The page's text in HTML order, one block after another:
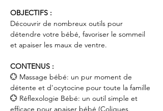
OBJECTIFS :
Découvrir de nombreux outils pour
détendre votre bébé, favoriser le sommeil
et apaiser les maux de ventre.
CONTENUS :
💮 Massage bébé: un pur moment de
détente et d'ocytocine pour toute la famille
💮 Réflexologie Bébé: un outil simple et
efficace pour apaiser bébé (Coliques,